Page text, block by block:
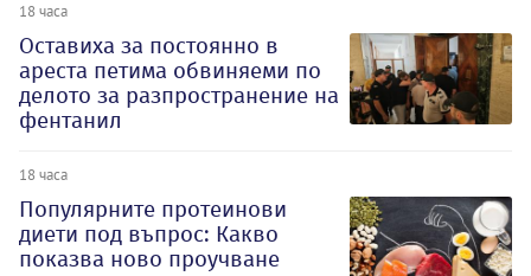
18 часа
Оставиха за постоянно в
ареста петима обвиняеми по
делото за разпространение на
фентанил
18 часа
Популярните протеинови
диети под въпрос: Какво
показва ново проучване